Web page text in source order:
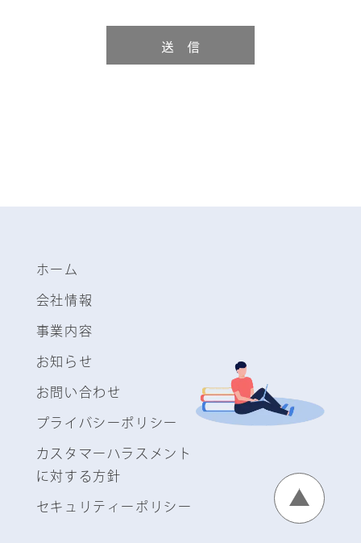
ホーム
会社情報
事業内容
お知らせ
お問い合わせ
プライバシーポリシー
カスタマーハラスメント
に対する方針
セキュリティーポリシー